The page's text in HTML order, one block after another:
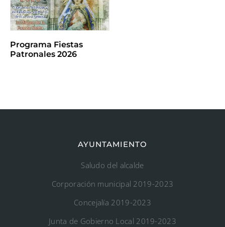
Programa Fiestas
Patronales 2026
AYUNTAMIENTO
Saludo del alcalde
Corporación municipal 2019-2023
Concejalía 2019-2023
Junta de Gobierno Local 2019-2023